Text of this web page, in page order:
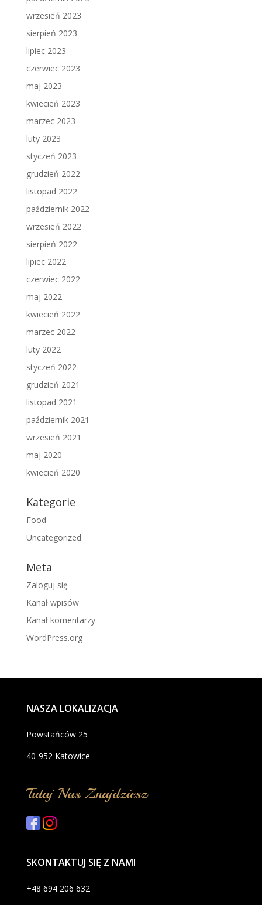
wrzesień 2023
sierpień 2023
lipiec 2023
czerwiec 2023
maj 2023
kwiecień 2023
marzec 2023
luty 2023
styczeń 2023
grudzień 2022
listopad 2022
październik 2022
wrzesień 2022
sierpień 2022
lipiec 2022
czerwiec 2022
maj 2022
kwiecień 2022
marzec 2022
luty 2022
styczeń 2022
grudzień 2021
listopad 2021
październik 2021
wrzesień 2021
maj 2020
kwiecień 2020
Kategorie
Food
Uncategorized
Meta
Zaloguj się
Kanał wpisów
Kanał komentarzy
WordPress.org
NASZA LOKALIZACJA
Powstańców 25
40-952 Katowice
Tutaj Nas Znajdziesz
SKONTAKTUJ SIĘ Z NAMI
+48 694 206 632